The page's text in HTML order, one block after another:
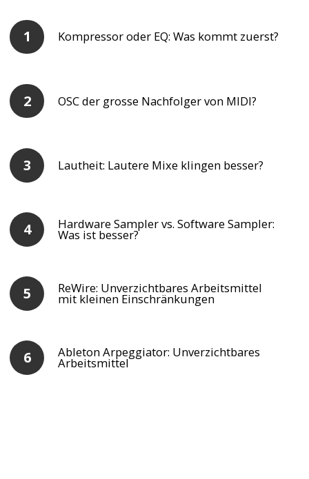
Kompressor oder EQ: Was kommt zuerst?
OSC der grosse Nachfolger von MIDI?
Lautheit: Lautere Mixe klingen besser?
Hardware Sampler vs. Software Sampler:
Was ist besser?
ReWire: Unverzichtbares Arbeitsmittel
mit kleinen Einschränkungen
Ableton Arpeggiator: Unverzichtbares
Arbeitsmittel